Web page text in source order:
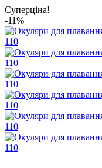
Суперціна!
-11%